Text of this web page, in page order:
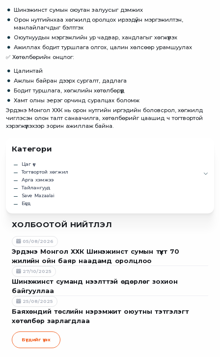
Шинэжинст сумын оюутан залуусыг дэмжих
Орон нутгийнхаа хөгжилд оролцох ирээдүйн мэргэжилтэн,
манлайлагчдыг бэлтгэх
Оюутнуудын мэргэжлийн ур чадвар, хандлагыг хөгжүүлэх
Ажиллах бодит туршлага олгох, цалин хөлсөөр урамшуулах
✅ Хөтөлбөрийн онцлог:
Цалинтай
Ажлын байран дээрх сургалт, дадлага
Бодит туршлага, хөгжлийн хөтөлбөрүүд
Хамт олны эерэг орчинд суралцах боломж
Эрдэнэ Монгол ХХК нь орон нутгийн иргэдийн боловсрол, хөгжилд
чиглэсэн олон талт санаачилга, хөтөлбөрийг цаашид ч тогтвортой
хэрэгжүүлэхээр зорин ажиллаж байна.
Категори
Цаг үе
Тогтвортой хөгжил
Арга хэмжээ
Тайлангууд
Save Mazaalai
Бүгд
ХОЛБООТОЙ НИЙТЛЭЛ
05/08/2026
Эрдэнэ Монгол ХХК Шинэжинст сумын түүхт 70
жилийн ойн баяр наадамд оролцлоо
27/10/2025
Шинэжинст суманд нээлттэй өдөрлөг зохион
байгууллаа
25/08/2025
Баяхөндий төслийн нэрэмжит оюутны тэтгэлэгт
хөтөлбөр зарлагдлаа
Бүгдийг үзэх